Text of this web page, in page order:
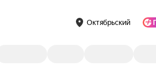
Октябрьский